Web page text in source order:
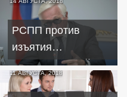
сократилась на 144
миллиарда
РСПП против
изъятия
сверхприбылей у
экспортеров
11 АВГУСТА, 2018